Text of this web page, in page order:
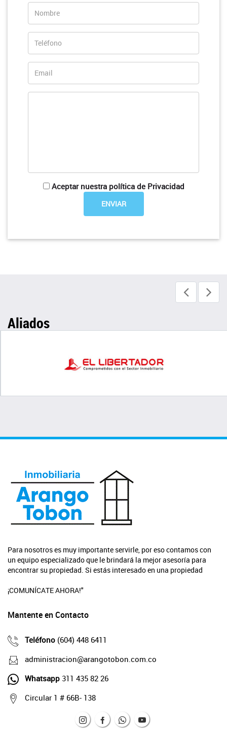
Aceptar nuestra política de Privacidad
Aliados
Para nosotros es muy importante servirle, por eso contamos con
un equipo especializado que le brindará la mejor asesoría para
encontrar su propiedad. Si estás interesado en una propiedad
¡COMUNÍCATE AHORA!"
Mantente en Contacto
Teléfono (604) 448 6411
administracion@arangotobon.com.co
Whatsapp 311 435 82 26
Circular 1 # 66B- 138